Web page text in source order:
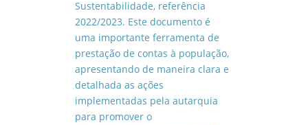
Sustentabilidade, referência
2022/2023. Este documento é
uma importante ferramenta de
prestação de contas à população,
apresentando de maneira clara e
detalhada as ações
implementadas pela autarquia
para promover o